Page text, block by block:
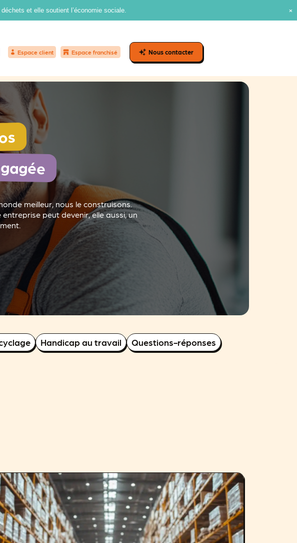
et elle soutient l’économie sociale.
Espace client Espace franchisé Nous contacter
meilleur, nous le construisons.
peut devenir, elle aussi, un
Handicap au travail Questions-réponses